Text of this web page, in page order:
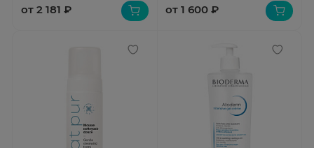
от 2 181 ₽ от 1 600 ₽